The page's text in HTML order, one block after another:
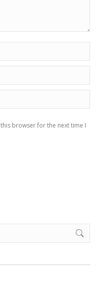
browser for the next time I